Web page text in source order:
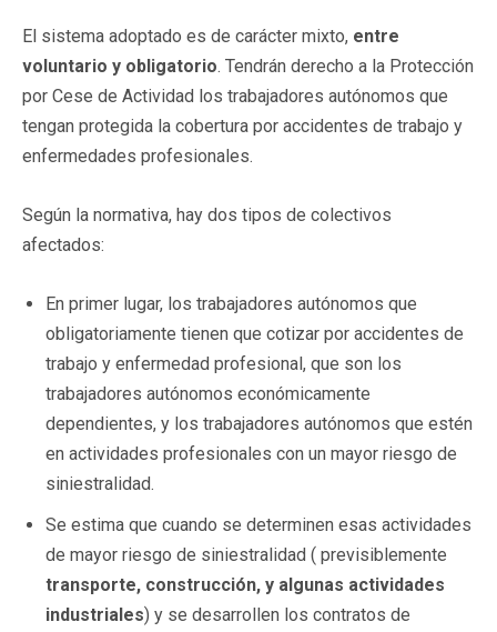
El sistema adoptado es de carácter mixto, entre
voluntario y obligatorio. Tendrán derecho a la Protección
por Cese de Actividad los trabajadores autónomos que
tengan protegida la cobertura por accidentes de trabajo y
enfermedades profesionales.
Según la normativa, hay dos tipos de colectivos
afectados:
En primer lugar, los trabajadores autónomos que
obligatoriamente tienen que cotizar por accidentes de
trabajo y enfermedad profesional, que son los
trabajadores autónomos económicamente
dependientes, y los trabajadores autónomos que estén
en actividades profesionales con un mayor riesgo de
siniestralidad.
Se estima que cuando se determinen esas actividades
de mayor riesgo de siniestralidad ( previsiblemente
transporte, construcción, y algunas actividades
industriales) y se desarrollen los contratos de